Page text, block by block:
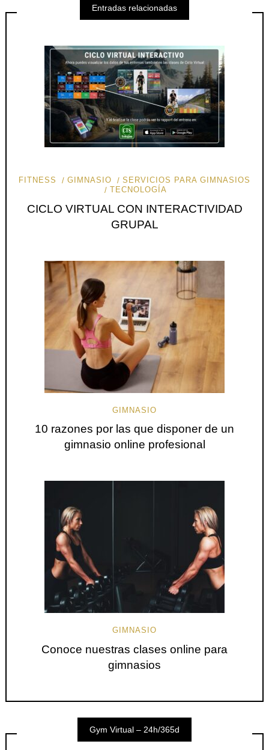
Entradas relacionadas
FITNESS GIMNASIO
SERVICIOS PARA GIMNASIOS
TECNOLOGÍA
CICLO VIRTUAL CON INTERACTIVIDAD
GRUPAL
GIMNASIO
10 razones por las que disponer de un
gimnasio online profesional
GIMNASIO
Conoce nuestras clases online para
gimnasios
Gym Virtual – 24h/365d